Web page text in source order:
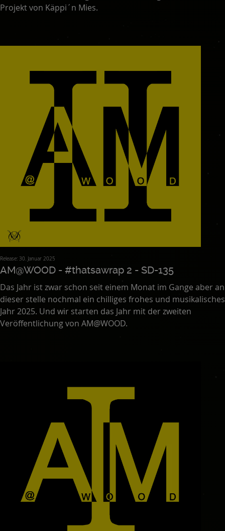
Projekt von Käppi´n Mies.
Release: 30. Januar 2025
AM@WOOD - #thatsawrap 2 - SD-135
Das Jahr ist zwar schon seit einem Monat im Gange aber an
dieser stelle nochmal ein chilliges frohes und musikalisches
Jahr 2025. Und wir starten das Jahr mit der zweiten
Veröffentlichung von AM@WOOD.